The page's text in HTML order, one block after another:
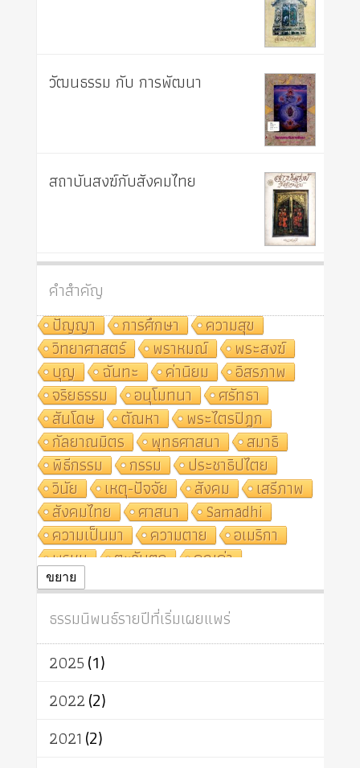
วัฒนธรรม กับ การพัฒนา
สถาบันสงฆ์กับสังคมไทย
คำสำคัญ
ปัญญา
การศึกษา
ความสุข
วิทยาศาสตร์
พราหมณ์
พระสงฆ์
บุญ
ฉันทะ ค่านิยม
อิสรภาพ
จริยธรรม
อนุโมทนา
ศรัทธา
สันโดษ
ตัณหา
พระไตรปิฎก
กัลยาณมิตร
พุทธศาสนา
สมาธิ
พิธีกรรม
กรรม
ประชาธิปไตย
วินัย
เหตุ-ปัจจัย สังคม
เสรีภาพ
สังคมไทย
ศาสนา
Samādhi
ความเป็นมา
ความตาย
อเมริกา
พรหม
ตะวันตก
คุณค่า
ปฏิจจสมุปบาท
ศาสนาประจำชาติ
อินเดีย
ผู้บริโภค
ธรรมาธิปไตย
จักร
การแยกรัฐกับศาสนา
ธรรมชาติ
เทคโนโลยี
สิทธิ
พุทธบริษัท
อัตถะ
ขยาย
ธรรมนิพนธ์รายปีที่เริ่มเผยแพร่
2025(1)
2022(2)
2021 (2)